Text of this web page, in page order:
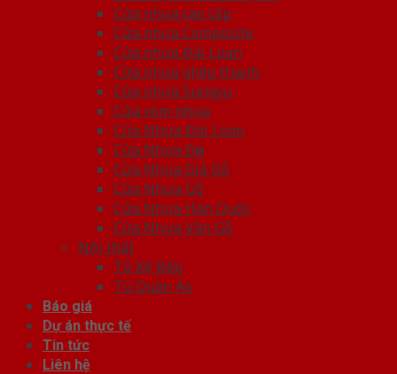
Cửa nhựa cao cấp
Cửa nhựa Composite
Cửa nhựa Đài Loan
Cửa nhựa ghép thanh
Cửa nhựa Sungyu
Cửa vòm nhựa
Cửa Nhựa Đài Loan
Cửa Nhựa Đẹp
Cửa Nhựa Giả Gỗ
Cửa Nhựa Gỗ
Cửa Nhựa Hàn Quốc
Cửa Nhựa Vân Gỗ
Nội thất
Tủ Kệ Bếp
Tủ Quần Áo
Báo giá
Dự án thực tế
Tin tức
Liên hệ